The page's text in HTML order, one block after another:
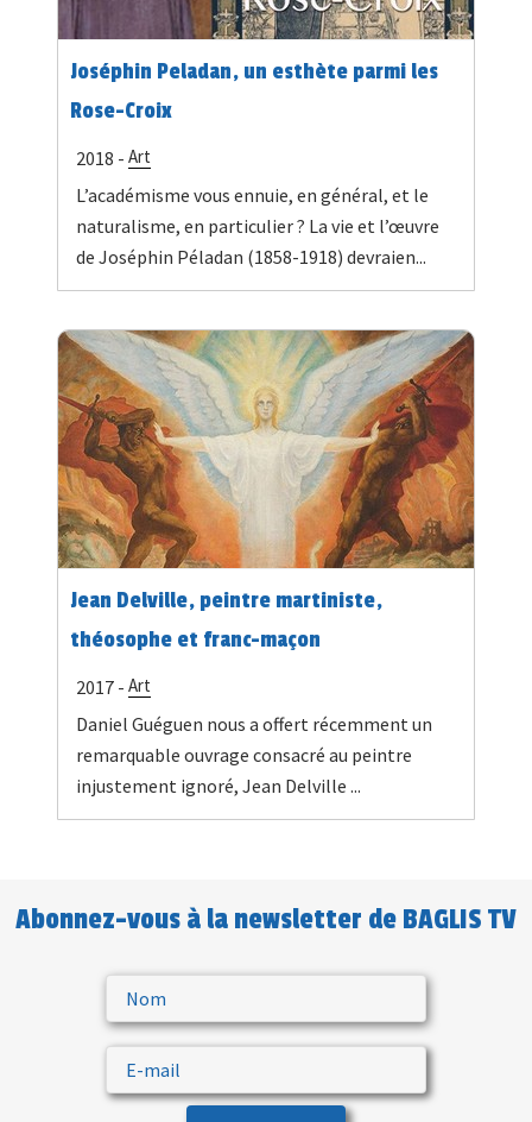
Joséphin Peladan, un esthète parmi les
Rose-Croix
2018 - Art
L’académisme vous ennuie, en général, et le
naturalisme, en particulier ? La vie et l’œuvre
de Joséphin Péladan (1858-1918) devraien...
Jean Delville, peintre martiniste,
théosophe et franc-maçon
2017 - Art
Daniel Guéguen nous a offert récemment un
remarquable ouvrage consacré au peintre
injustement ignoré, Jean Delville ...
Abonnez-vous à la newsletter de BAGLIS TV